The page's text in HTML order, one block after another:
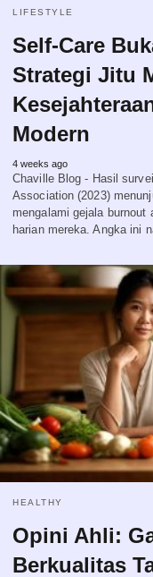
LIFESTYLE
Self-Care
Strategi Jitu
Modern
4 weeks ago
Chaville Blog - Hasil
Association (2023)
mengalami gejala
harian mereka. Angka ini
HEALTHY
Opini Ahli:
Berkualitas